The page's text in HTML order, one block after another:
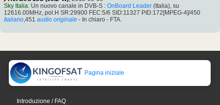
Sky Italia: Un nuovo canale in DVB-S : OnBoard Leader (Italia), su
12616.00MHz, pol.H SR:29900 FEC:5/6 SID:11327 PID:172[MPEG-4]/450
Italiano,451 audio originale - In chiaro - FTA.
Pagina iniziale
Introduzione / FAQ